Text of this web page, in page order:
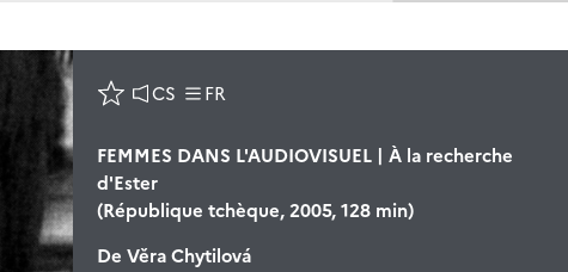
CS FR
FEMMES DANS L'AUDIOVISUEL | À la recherche
d'Ester
(République tchèque, 2005, 128 min)
De Věra Chytilová